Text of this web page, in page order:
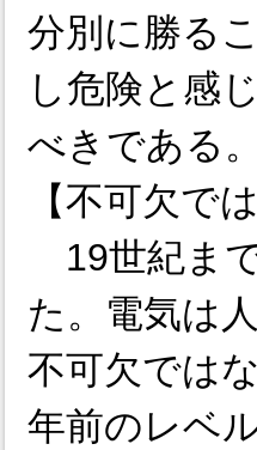
分別に勝る
し危険と感
べきである。
【不可欠で
19世紀ま
た。電気は
不可欠では
年前のレベ